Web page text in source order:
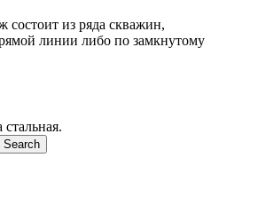
состоит из ряда скважин,
линии либо по замкнутому